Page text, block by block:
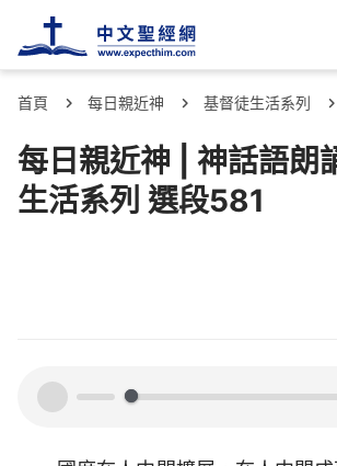
首頁 每日親近神 基督徒生活系列
每日親近神 | 神話語朗
生活系列 選段581
00:00